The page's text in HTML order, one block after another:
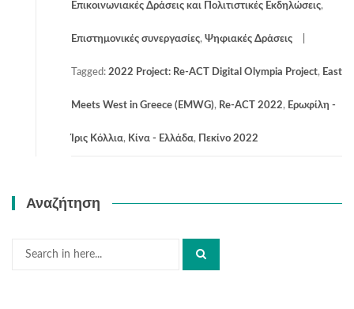
Επικοινωνιακές Δράσεις και Πολιτιστικές Εκδηλώσεις,
Επιστημονικές συνεργασίες, Ψηφιακές Δράσεις
Tagged: 2022 Project: Re-ACT Digital Olympia Project, East
Meets West in Greece (ΕΜWG), Re-ACT 2022, Ερωφίλη -
Ίρις Κόλλια, Κίνα - Ελλάδα, Πεκίνο 2022
Αναζήτηση
Search